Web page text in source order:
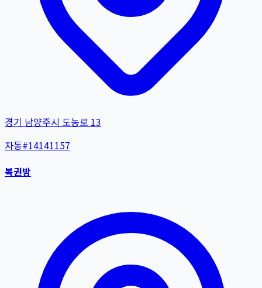
경기 남양주시 도농로 13
자동#14141157
복권방